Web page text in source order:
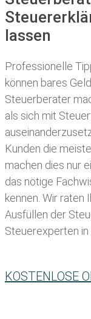
lassen
Professionelle
können bares
Steuerberater
als sich mit
Kunden die
machen dies nur
das nötige
kennen. Wir raten
Ausfüllen der
Steuerexperten in
KOSTENLOSE